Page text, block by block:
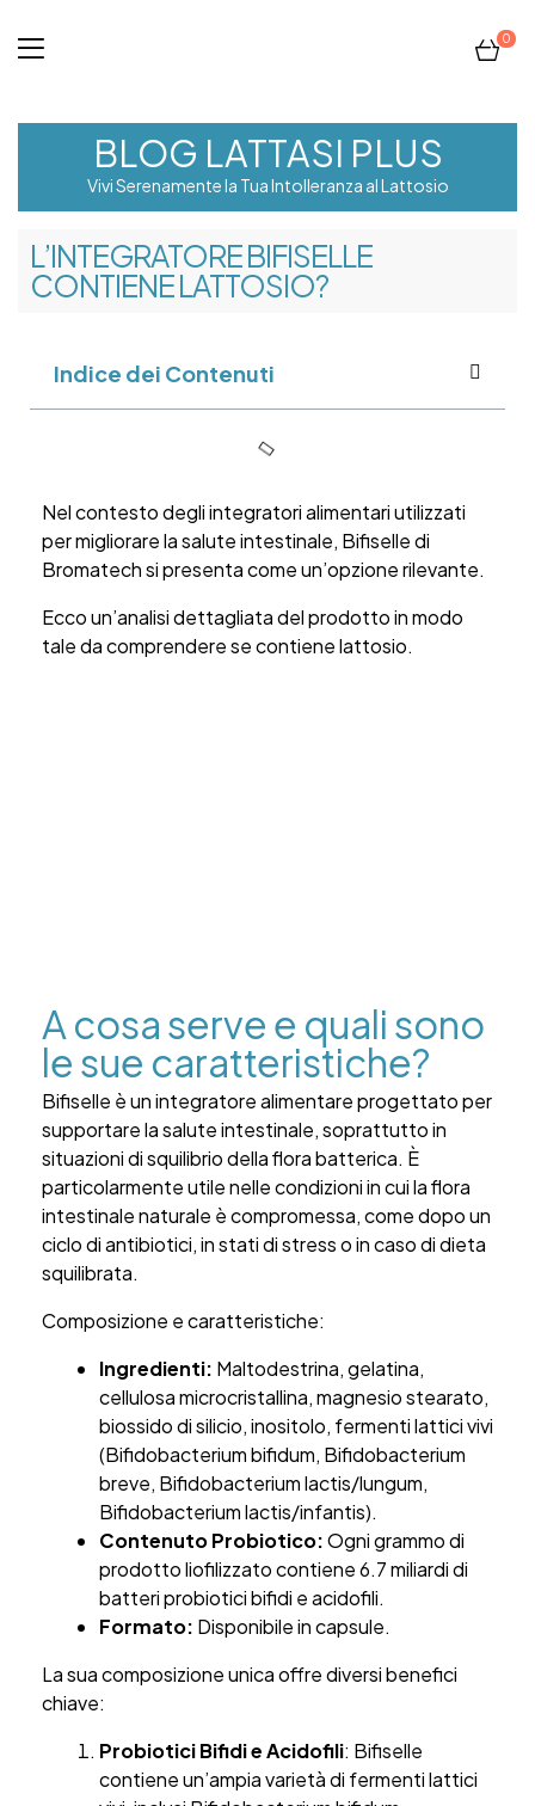
0
BLOG LATTASI PLUS
Vivi Serenamente la Tua Intolleranza al Lattosio
L’INTEGRATORE BIFISELLE
CONTIENE LATTOSIO?
Indice dei Contenuti
Nel contesto degli integratori alimentari utilizzati
per migliorare la salute intestinale, Bifiselle di
Bromatech si presenta come un’opzione rilevante.
Ecco un’analisi dettagliata del prodotto in modo
tale da comprendere se contiene lattosio.
A cosa serve e quali sono
le sue caratteristiche?
Bifiselle è un integratore alimentare progettato per
supportare la salute intestinale, soprattutto in
situazioni di squilibrio della flora batterica. È
particolarmente utile nelle condizioni in cui la flora
intestinale naturale è compromessa, come dopo un
ciclo di antibiotici, in stati di stress o in caso di dieta
squilibrata.
Composizione e caratteristiche:
Ingredienti: Maltodestrina, gelatina,
cellulosa microcristallina, magnesio stearato,
biossido di silicio, inositolo, fermenti lattici vivi
(Bifidobacterium bifidum, Bifidobacterium
breve, Bifidobacterium lactis/lungum,
Bifidobacterium lactis/infantis).
Contenuto Probiotico:Ogni grammo di
prodotto liofilizzato contiene 6.7 miliardi di
batteri probiotici bifidi e acidofili.
Formato: Disponibile in capsule.
La sua composizione unica offre diversi benefici
chiave:
Probiotici Bifidi e Acidofili: Bifiselle
contiene un’ampia varietà di fermenti lattici